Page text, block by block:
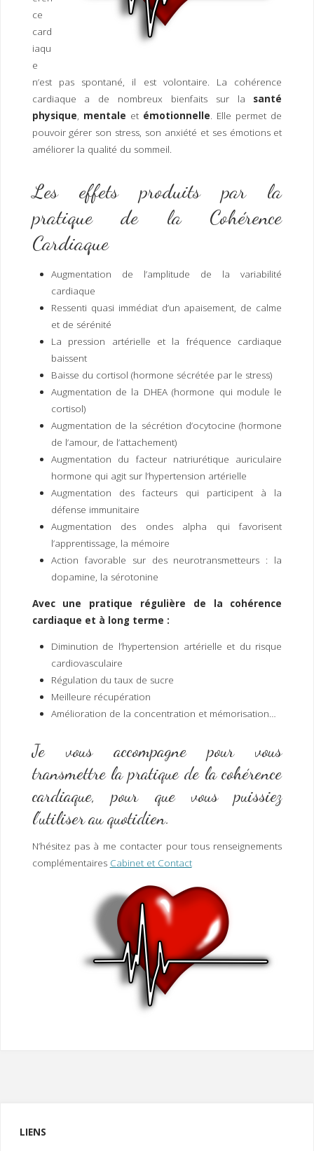
ce
card
iaqu
e
n’est pas spontané, il est volontaire. La cohérence
cardiaque a de nombreux bienfaits sur la santé
physique, mentale et émotionnelle. Elle permet de
pouvoir gérer son stress, son anxiété et ses émotions et
améliorer la qualité du sommeil.
Les effets produits par la
pratique de la Cohérence
Cardiaque
Augmentation de l’amplitude de la variabilité
cardiaque
Ressenti quasi immédiat d’un apaisement, de calme
et de sérénité
La pression artérielle et la fréquence cardiaque
baissent
Baisse du cortisol (hormone sécrétée par le stress)
Augmentation de la DHEA (hormone qui module le
cortisol)
Augmentation de la sécrétion d’ocytocine (hormone
de l’amour, de l’attachement)
Augmentation du facteur natriurétique auriculaire
hormone qui agit sur l’hypertension artérielle
Augmentation des facteurs qui participent à la
défense immunitaire
Augmentation des ondes alpha qui favorisent
l’apprentissage, la mémoire
Action favorable sur des neurotransmetteurs : la
dopamine, la sérotonine
Avec une pratique régulière de la cohérence
cardiaque et à long terme :
Diminution de l’hypertension artérielle et du risque
cardiovasculaire
Régulation du taux de sucre
Meilleure récupération
Amélioration de la concentration et mémorisation…
Je vous accompagne pour vous
transmettre la pratique de la cohérence
cardiaque, pour que vous puissiez
l’utiliser au quotidien.
N’hésitez pas à me contacter pour tous renseignements
complémentaires Cabinet et Contact
LIENS